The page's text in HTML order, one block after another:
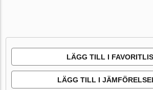
LÄGG TILL I
LÄGG TILL I